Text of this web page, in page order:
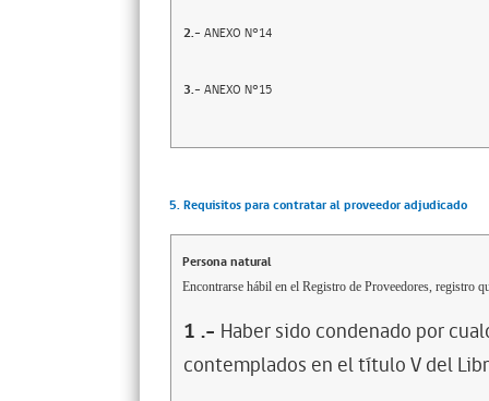
2.- ANEXO N°14
3.- ANEXO N°15
5. Requisitos para contratar al proveedor adjudicado
Persona natural
Encontrarse hábil en el Registro de Proveedores, registro
1 .- Haber sido condenado por
contemplados en el título V del